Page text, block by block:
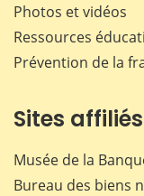
Photos et vidéos
Ressources
Prévention de la
Sites affiliés
Musée de la
Bureau des biens